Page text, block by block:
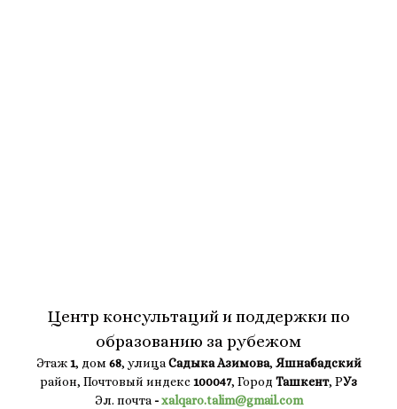
Центр консультаций и поддержки по
образованию за рубежом
Этаж 1, дом 68, улицаСадыка Азимова, Яшнабадский
район, Почтовый индекс 100047, Город Ташкент, РУз
Эл. почта-xalqaro.talim@gmail.com